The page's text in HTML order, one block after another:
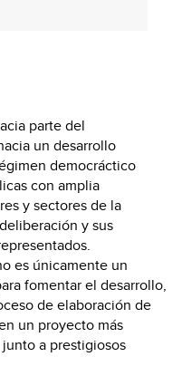
parte del
un desarrollo
democráctico
con amplia
y sectores de la
y sus
es únicamente un
fomentar el desarrollo,
de elaboración de
un proyecto más
a prestigiosos